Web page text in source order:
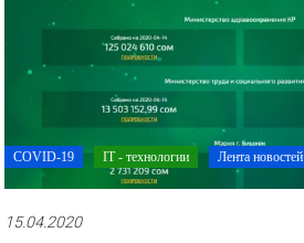
рекламные
COVID-19 IT - технологии Лента новостей
15.04.2020